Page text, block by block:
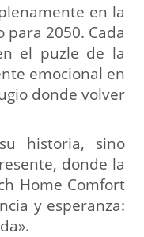
en la
2050. Cada
el puzle de la
emocional en
donde volver
historia, sino
donde la
Home Comfort
y esperanza: